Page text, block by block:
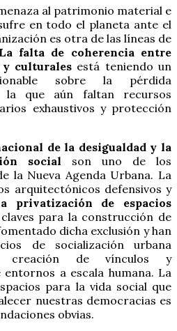
al patrimonio material e
en todo el planeta ante el
es otra de las líneas de
falta de coherencia entre
culturales está teniendo un
sobre la pérdida
la que aún faltan recursos
exhaustivos y protección
de la desigualdad y la
social son uno de los
la Nueva Agenda Urbana. La
arquitectónicos defensivos y
privatización de espacios
para la construcción de
dicha exclusión y han
de socialización urbana
de vínculos y
a escala humana. La
para la vida social que
nuestras democracias es
obvias.